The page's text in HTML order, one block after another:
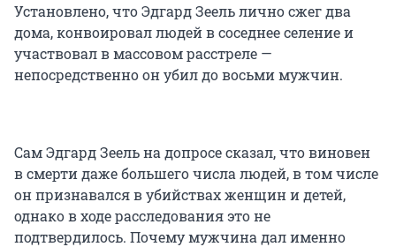
Установлено, что Эдгард Зеель лично сжег два
дома, конвоировал людей в соседнее селение и
участвовал в массовом расстреле —
непосредственно он убил до восьми мужчин.
Сам Эдгард Зеель на допросе сказал, что виновен
в смерти даже большего числа людей, в том числе
он признавался в убийствах женщин и детей,
однако в ходе расследования это не
подтвердилось. Почему мужчина дал именно